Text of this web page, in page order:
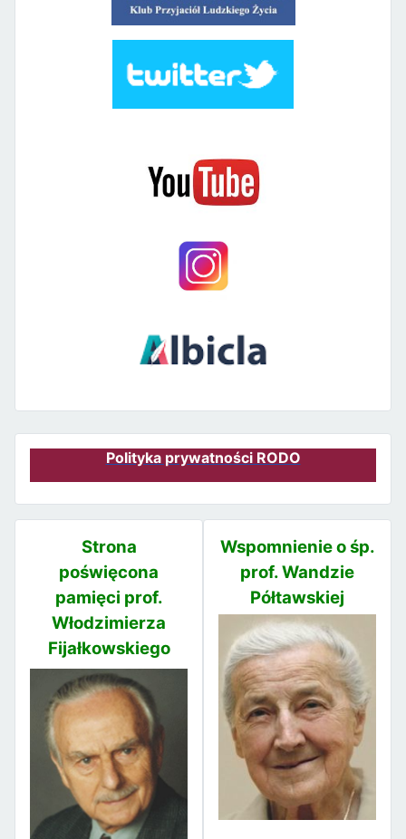
Polityka prywatności RODO
Strona
poświęcona
pamięci prof.
Włodzimierza
Fijałkowskiego
Wspomnienie o śp.
prof. Wandzie
Półtawskiej